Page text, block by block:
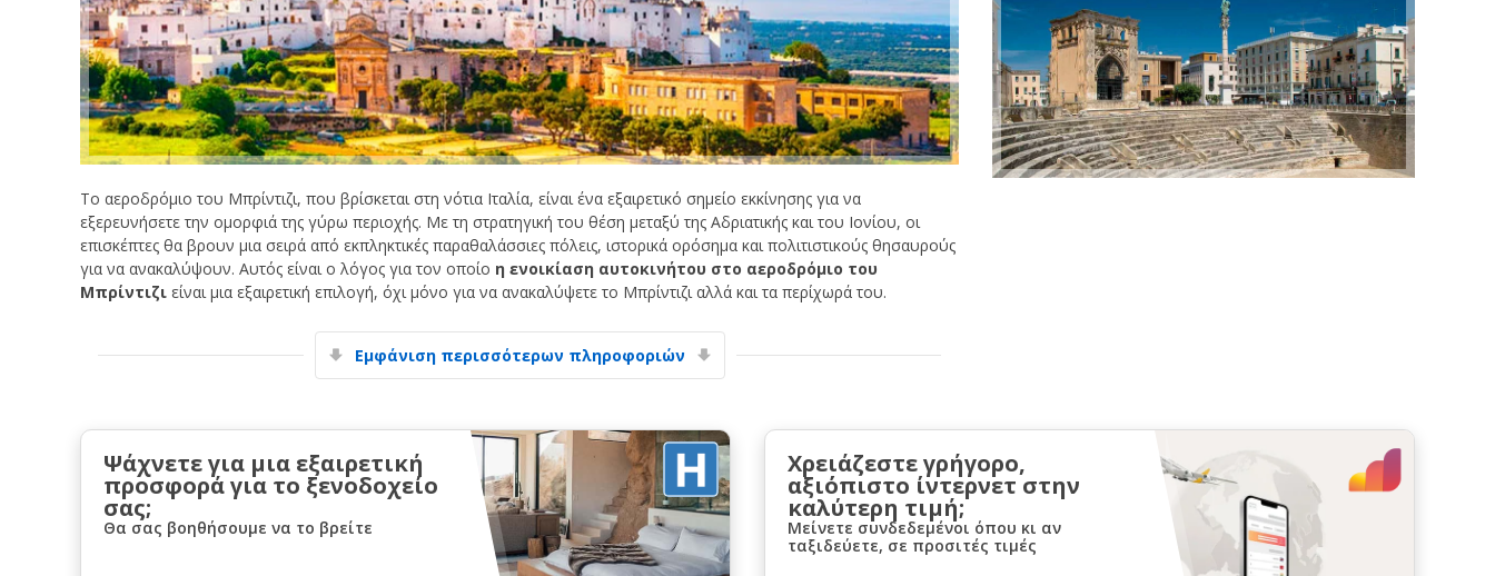
Αποκτήστε πρόσβαση σε αποκλειστικές
προσφορές συνεργατών
Σύνδεση με eLink
Το αεροδρόμιο του Μπρίντιζι, που βρίσκεται στη νότια Ιταλία, είναι ένα εξαιρετικό σημείο εκκίνησης για να
εξερευνήσετε την ομορφιά της γύρω περιοχής. Με τη στρατηγική του θέση μεταξύ της Αδριατικής και του Ιονίου, οι
επισκέπτες θα βρουν μια σειρά από εκπληκτικές παραθαλάσσιες πόλεις, ιστορικά ορόσημα και πολιτιστικούς θησαυρούς
για να ανακαλύψουν. Αυτός είναι ο λόγος για τον οποίο η ενοικίαση αυτοκινήτου στο αεροδρόμιο του
Μπρίντιζι είναι μια εξαιρετική επιλογή, όχι μόνο για να ανακαλύψετε το Μπρίντιζι αλλά και τα περίχωρά του.
Εμφάνιση περισσότερων πληροφοριών
Ψάχνετε για μια εξαιρετική
προσφορά για το ξενοδοχείο
σας;
Θα σας βοηθήσουμε να το βρείτε
Χρειάζεστε γρήγορο,
αξιόπιστο ίντερνετ στην
καλύτερη τιμή;
Μείνετε συνδεδεμένοι όπου κι αν
ταξιδεύετε, σε προσιτές τιμές